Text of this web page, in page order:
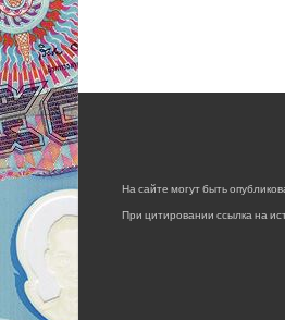
На сайте могут быть
При цитировании ссылка на